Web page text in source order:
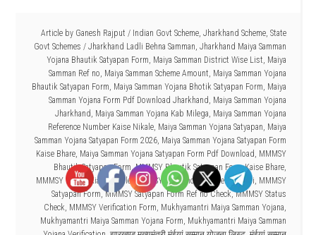
Article by Ganesh Rajput / Indian Govt Scheme, Jharkhand Scheme, State
Govt Schemes / Jharkhand Ladli Behna Samman, Jharkhand Maiya Samman
Yojana Bhautik Satyapan Form, Maiya Samman District Wise List, Maiya
Samman Ref no, Maiya Samman Scheme Amount, Maiya Samman Yojana
Bhautik Satyapan Form, Maiya Samman Yojana Bhotik Satyapan Form, Maiya
Samman Yojana Form Pdf Download Jharkhand, Maiya Samman Yojana
Jharkhand, Maiya Samman Yojana Kab Milega, Maiya Samman Yojana
Reference Number Kaise Nikale, Maiya Samman Yojana Satyapan, Maiya
Samman Yojana Satyapan Form 2026, Maiya Samman Yojana Satyapan Form
Kaise Bhare, Maiya Samman Yojana Satyapan Form Pdf Download, MMMSY
Bhautik Satyapan Form,MMMSY Bhautik Satyapan Form Kaise Bhare,
MMMSY Ref no Kiase Nikale,MMMSY Reference Number Kya Hai, MMMSY
Satyapan Form,MMMSY Satyapan Form Ref no Check,MMMSY Status
Check, MMMSY Verification Form, Mukhyamantri Maiya Samman Yojana,
Mukhyamantri Maiya Samman Yojana Form, Mukhyamantri Maiya Samman